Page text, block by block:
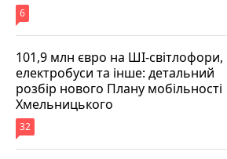
6
101,9 млн євро на ШІ-світлофори,
електробуси та інше: детальний
розбір нового Плану мобільності
Хмельницького
32